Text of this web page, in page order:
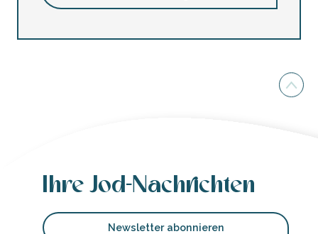
Ihre Jod-Nachrichten
Newsletter abonnieren